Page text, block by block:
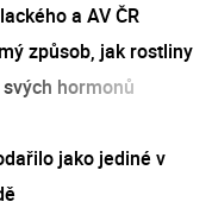
a AV ČR
způsob, jak rostliny
hormonů
jako jediné v